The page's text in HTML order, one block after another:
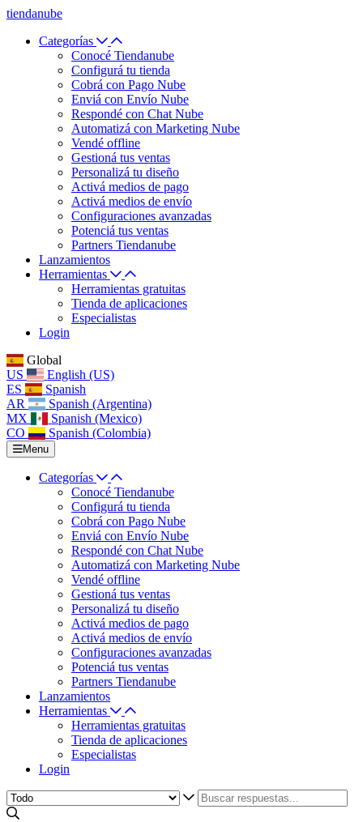
tiendanube
Categorías
Conocé Tiendanube
Configurá tu tienda
Cobrá con Pago Nube
Enviá con Envío Nube
Respondé con Chat Nube
Automatizá con Marketing Nube
Vendé offline
Gestioná tus ventas
Personalizá tu diseño
Activá medios de pago
Activá medios de envío
Configuraciones avanzadas
Potenciá tus ventas
Partners Tiendanube
Lanzamientos
Herramientas
Herramientas gratuitas
Tienda de aplicaciones
Especialistas
Login
Global
US
English (US)
ES
Spanish
AR
Spanish (Argentina)
MX
Spanish (Mexico)
CO
Spanish (Colombia)
Menu
Categorías
Conocé Tiendanube
Configurá tu tienda
Cobrá con Pago Nube
Enviá con Envío Nube
Respondé con Chat Nube
Automatizá con Marketing Nube
Vendé offline
Gestioná tus ventas
Personalizá tu diseño
Activá medios de pago
Activá medios de envío
Configuraciones avanzadas
Potenciá tus ventas
Partners Tiendanube
Lanzamientos
Herramientas
Herramientas gratuitas
Tienda de aplicaciones
Especialistas
Login